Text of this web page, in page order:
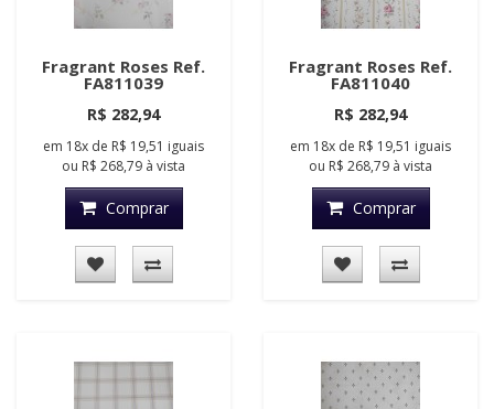
Fragrant Roses Ref.
FA811039
R$ 282,94
em 18x de R$ 19,51 iguais
ou R$ 268,79 à vista
Comprar
Fragrant Roses Ref.
FA811040
R$ 282,94
em 18x de R$ 19,51 iguais
ou R$ 268,79 à vista
Comprar